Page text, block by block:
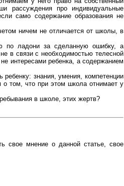
рассуждения про индивидуальные
само содержание образования не
ничем не отличается от школы, в
по ладони за сделанную ошибку, а
в связи с необходимостью телесной
интересами ребенка, а содержанием
знания, умения, компетенции
том, что при этом школа отнимает у
в школе, этих жертв?
свое мнение о данной статье, свое